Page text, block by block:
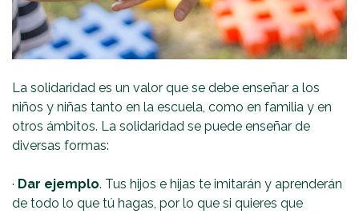
La solidaridad es un valor que se debe enseñar a los
niños y niñas tanto en la escuela, como en familia y en
otros ámbitos. La solidaridad se puede enseñar de
diversas formas:
· Dar ejemplo. Tus hijos e hijas te imitarán y aprenderán
de todo lo que tú hagas, por lo que si quieres que